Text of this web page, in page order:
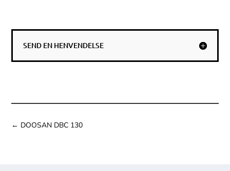
SEND EN HENVENDELSE
← DOOSAN DBC 130